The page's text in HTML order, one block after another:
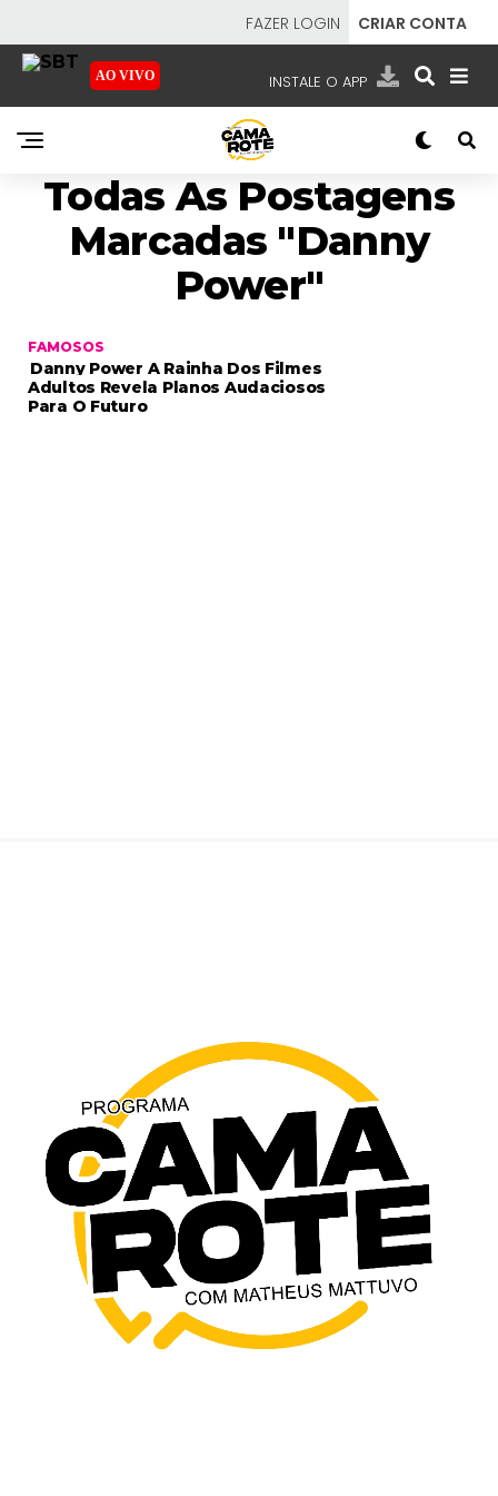
FAZER LOGIN CRIAR CONTA
AO VIVO INSTALE O APP
EMISSORAS
NOSSAS REDES APP TV SBT
Todas As Postagens
Marcadas "Danny
Power"
FAMOSOS
Danny Power A Rainha Dos Filmes
Adultos Revela Planos Audaciosos
Para O Futuro